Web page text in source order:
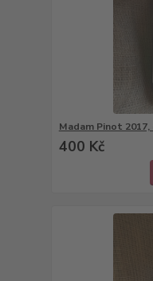
Madam Pinot
400 Kč